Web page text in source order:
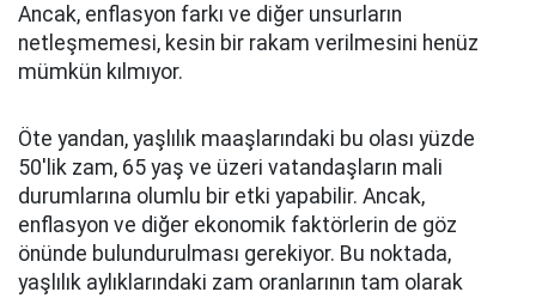
Ancak, enflasyon farkı ve diğer unsurların
netleşmemesi, kesin bir rakam verilmesini henüz
mümkün kılmıyor.
Öte yandan, yaşlılık maaşlarındaki bu olası yüzde
50'lik zam, 65 yaş ve üzeri vatandaşların mali
durumlarına olumlu bir etki yapabilir. Ancak,
enflasyon ve diğer ekonomik faktörlerin de göz
önünde bulundurulması gerekiyor. Bu noktada,
yaşlılık aylıklarındaki zam oranlarının tam olarak